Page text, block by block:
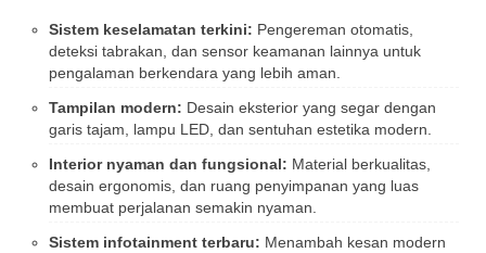
Sistem keselamatan terkini: Pengereman otomatis,
deteksi tabrakan, dan sensor keamanan lainnya untuk
pengalaman berkendara yang lebih aman.
Tampilan modern: Desain eksterior yang segar dengan
garis tajam, lampu LED, dan sentuhan estetika modern.
Interior nyaman dan fungsional: Material berkualitas,
desain ergonomis, dan ruang penyimpanan yang luas
membuat perjalanan semakin nyaman.
Sistem infotainment terbaru: Menambah kesan modern